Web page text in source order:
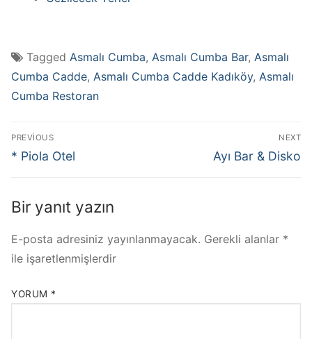
Tagged Asmalı Cumba, Asmalı Cumba Bar, Asmalı
Cumba Cadde, Asmalı Cumba Cadde Kadıköy, Asmalı
Cumba Restoran
PREVIOUS
* Piola Otel
NEXT
Ayı Bar & Disko
Bir yanıt yazın
E-posta adresiniz yayınlanmayacak. Gerekli alanlar *
ile işaretlenmişlerdir
YORUM *